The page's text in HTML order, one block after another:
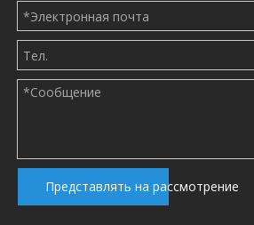
2020-11-18
Пластиковый статический
Представлять на рассмотрение